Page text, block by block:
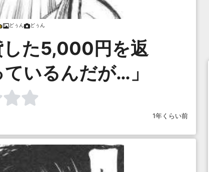
どぅん どぅん
した5,000円を返
いるんだが…」
1年くらい前